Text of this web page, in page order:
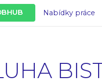
Nabídky práce